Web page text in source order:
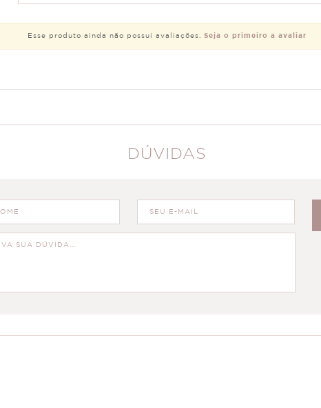
Esse produto ainda não possui avaliações. Seja o primeiro a avaliar
DÚVIDAS